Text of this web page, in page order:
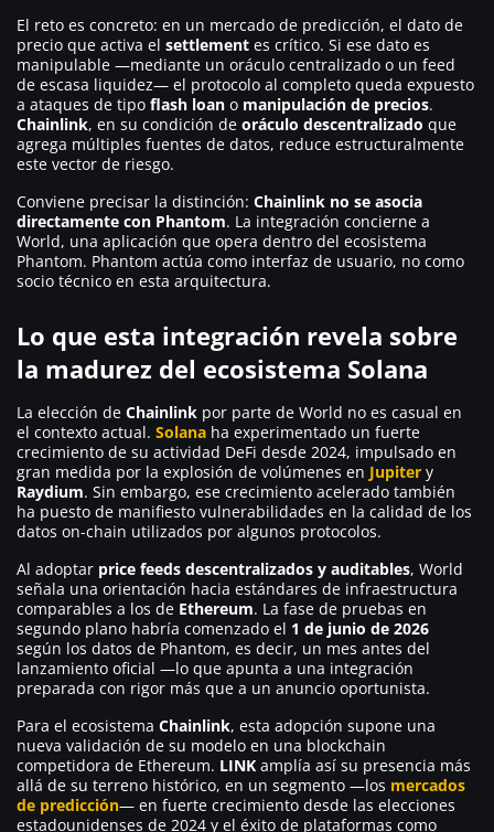
El reto es concreto: en un mercado de predicción, el dato de
precio que activa el settlement es crítico. Si ese dato es
manipulable —mediante un oráculo centralizado o un feed
de escasa liquidez— el protocolo al completo queda expuesto
a ataques de tipo flash loan o manipulación de precios.
Chainlink, en su condición de oráculo descentralizado que
agrega múltiples fuentes de datos, reduce estructuralmente
este vector de riesgo.
Conviene precisar la distinción: Chainlink no se asocia
directamente con Phantom. La integración concierne a
World, una aplicación que opera dentro del ecosistema
Phantom. Phantom actúa como interfaz de usuario, no como
socio técnico en esta arquitectura.
Lo que esta integración revela sobre
la madurez del ecosistema Solana
La elección de Chainlink por parte de World no es casual en
el contexto actual. Solana ha experimentado un fuerte
crecimiento de su actividad DeFi desde 2024, impulsado en
gran medida por la explosión de volúmenes en Jupiter y
Raydium. Sin embargo, ese crecimiento acelerado también
ha puesto de manifiesto vulnerabilidades en la calidad de los
datos on-chain utilizados por algunos protocolos.
Al adoptar price feeds descentralizados y auditables, World
señala una orientación hacia estándares de infraestructura
comparables a los de Ethereum. La fase de pruebas en
segundo plano habría comenzado el 1 de junio de 2026
según los datos de Phantom, es decir, un mes antes del
lanzamiento oficial —lo que apunta a una integración
preparada con rigor más que a un anuncio oportunista.
Para el ecosistema Chainlink, esta adopción supone una
nueva validación de su modelo en una blockchain
competidora de Ethereum. LINK amplía así su presencia más
allá de su terreno histórico, en un segmento —los mercados
de predicción— en fuerte crecimiento desde las elecciones
estadounidenses de 2024 y el éxito de plataformas como